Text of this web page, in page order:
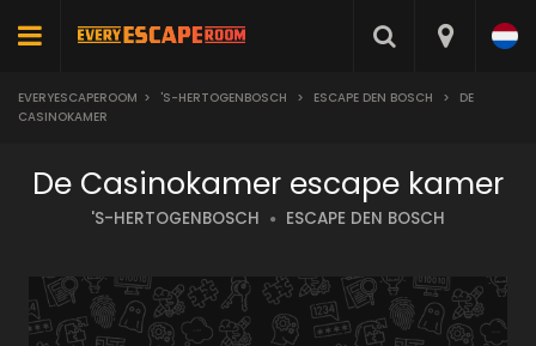
EVERYESCAPEROOM > 'S-HERTOGENBOSCH > ESCAPE DEN BOSCH >
DE
CASINOKAMER
De Casinokamer escape kamer
'S-HERTOGENBOSCH ESCAPE DEN BOSCH